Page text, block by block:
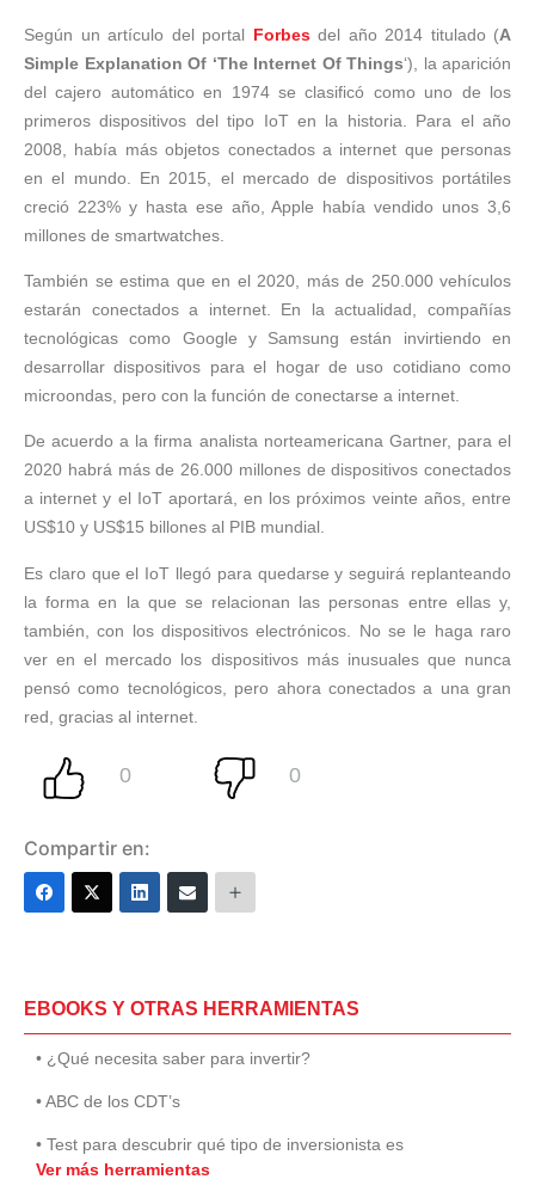
Según un artículo del portal Forbesdel año 2014 titulado (A
Simple Explanation Of ‘The Internet Of Things‘), la aparición
del cajero automático en 1974 se clasificó como uno de los
primeros dispositivos del tipo IoT en la historia. Para el año
2008, había más objetos conectados a internet que personas
en el mundo. En 2015, el mercado de dispositivos portátiles
creció 223% y hasta ese año, Apple había vendido unos 3,6
millones de smartwatches.
También se estima que en el 2020, más de 250.000 vehículos
estarán conectados a internet. En la actualidad, compañías
tecnológicas como Google y Samsung están invirtiendo en
desarrollar dispositivos para el hogar de uso cotidiano como
microondas, pero con la función de conectarse a internet.
De acuerdo a la firma analista norteamericana Gartner, para el
2020 habrá más de 26.000 millones de dispositivos conectados
a internet y el IoT aportará, en los próximos veinte años, entre
US$10 y US$15 billones al PIB mundial.
Es claro que el IoT llegó para quedarse y seguirá replanteando
la forma en la que se relacionan las personas entre ellas y,
también, con los dispositivos electrónicos. No se le haga raro
ver en el mercado los dispositivos más inusuales que nunca
pensó como tecnológicos, pero ahora conectados a una gran
red, gracias al internet.
Compartir en:
EBOOKS Y OTRAS HERRAMIENTAS
• ¿Qué necesita saber para invertir?
• ABC de los CDT’s
• Test para descubrir qué tipo de inversionista es
Ver más herramientas